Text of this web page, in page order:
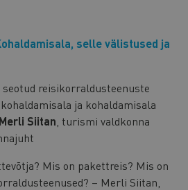
selle välistused ja
reisikorraldusteenuste
ja kohaldamisala
Merli Siitan , turismi valdkonna
Mis on pakettreis? Mis on
– Merli Siitan,